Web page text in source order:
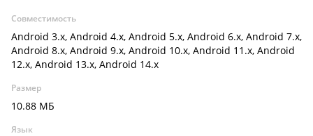
Совместимость
Android 3.x, Android 4.x, Android 5.x, Android 6.x, Android 7.x,
Android 8.x, Android 9.x, Android 10.x, Android 11.x, Android
12.x, Android 13.x, Android 14.x
Размер
10.88 МБ
Язык